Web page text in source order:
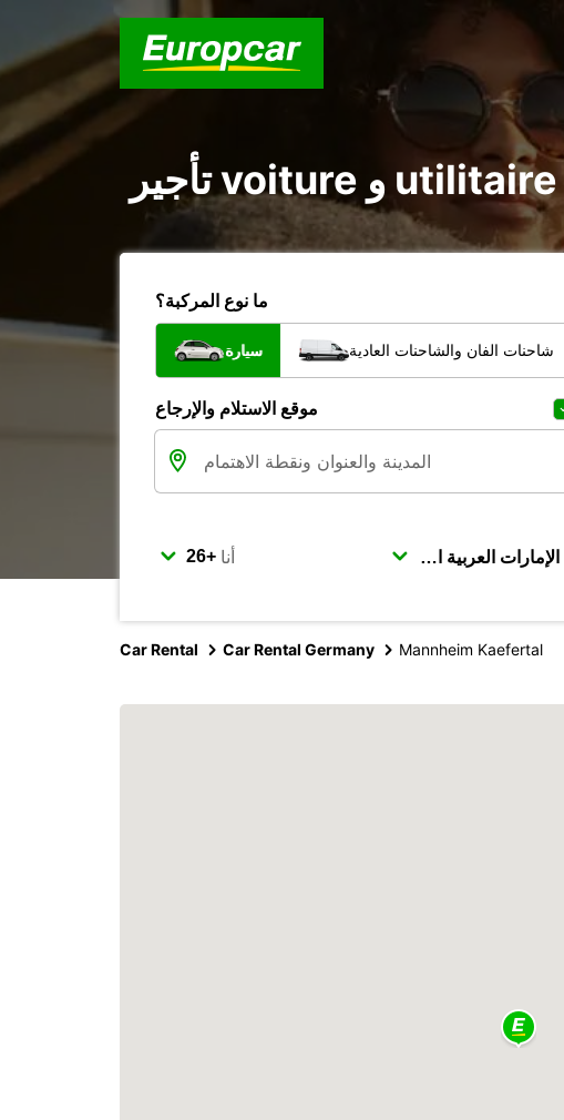
ما نوع المركبة؟
سيارة شاحنات الفان والشاحنات العادية
موقع الاستلام والإرجاع
أنا
Car Rental Car Rental Germany Mannheim Kaefertal